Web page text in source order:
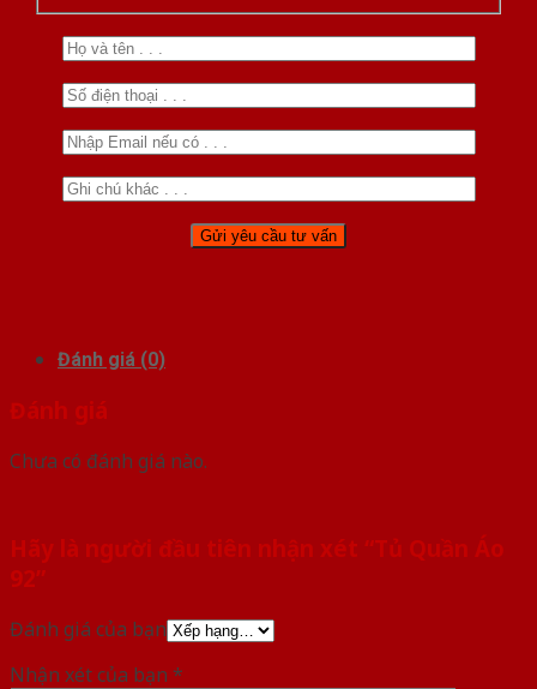
Đánh giá (0)
Đánh giá
Chưa có đánh giá nào.
Hãy là người đầu tiên nhận xét “Tủ Quần Áo
92”
Đánh giá của bạn
Nhận xét của bạn *